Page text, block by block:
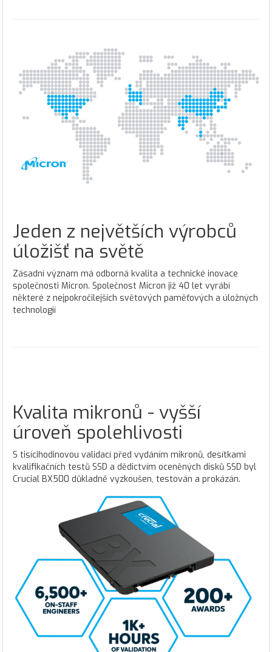
Jeden z největších výrobců
úložišť na světě
Zásadní význam má odborná kvalita a technické inovace
společnosti Micron. Společnost Micron již 40 let vyrábí
některé z nejpokročilejších světových paměťových a úložných
technologií
Kvalita mikronů - vyšší
úroveň spolehlivosti
S tisícihodinovou validací před vydáním mikronů, desítkami
kvalifikačních testů SSD a dědictvím oceněných disků SSD byl
Crucial BX500 důkladně vyzkoušen, testován a prokázán.